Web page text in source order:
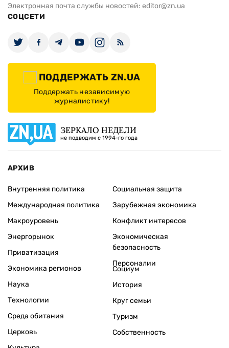
Электронная почта службы новостей: editor@zn.ua
СОЦСЕТИ
ПОДДЕРЖАТЬ ZN.UA
Поддержать независимую
журналистику!
ЗЕРКАЛО НЕДЕЛИ
не подводим с 1994-го года
АРХИВ
Внутренняя политика
Международная политика
Макроуровень
Энергорынок
Приватизация
Экономика регионов
Социальная защита
Зарубежная экономика
Конфликт интересов
Экономическая
безопасность
Персоналии
Наука
Технологии
Среда обитания
Церковь
Социум
История
Круг семьи
Туризм
Собственность